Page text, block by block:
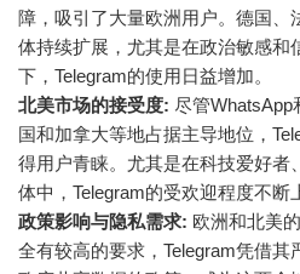
障，吸引了大量欧洲用户。德国、
体持续扩展，尤其是在政治敏感和
下，Telegram的使用日益增加。
北美市场的接受度: 尽管WhatsApp
国和加拿大等地占据主导地位，
得用户青睐。尤其是在科技爱好者
体中，Telegram的受欢迎程度不断
政策影响与隐私需求: 欧洲和北美
全有较高的要求，Telegram凭借